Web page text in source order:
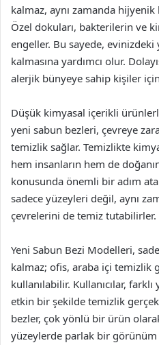
kalmaz, aynı zamanda
Özel dokuları, bakterilerin ve
engeller. Bu sayede, evinizdeki
kalmasına yardımcı olur.
alerjik bünyeye sahip kişiler
Düşük kimyasal içerikli
yeni sabun bezleri, çevreye
temizlik sağlar. Temizlikte
hem insanların hem de
konusunda önemli bir adım
sadece yüzeyleri değil, aynı
çevrelerini de temiz tutabilirler.
Yeni Sabun Bezi Modelleri,
kalmaz; ofis, araba içi temizlik
kullanılabilir. Kullanıcılar,
etkin bir şekilde temizlik
bezler, çok yönlü bir ürün
yüzeylerde parlak bir